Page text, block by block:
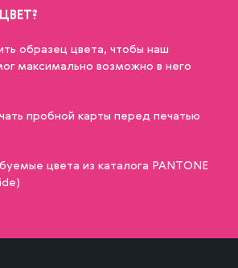
образец цвета, чтобы наш
максимально возможно в него
пробной карты перед печатью
цвета из каталога PANTONE